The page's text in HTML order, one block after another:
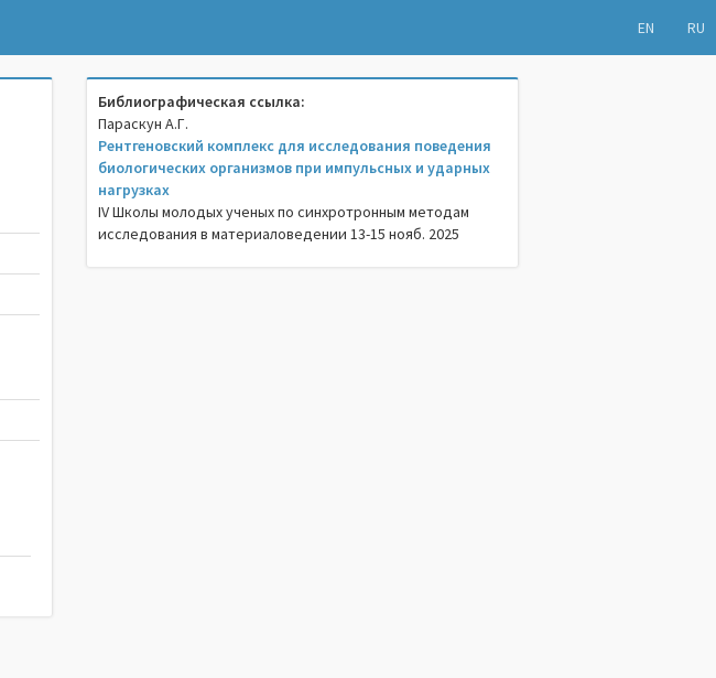
EN RU
Библиографическая ссылка:
Параскун А.Г.
Рентгеновский комплекс для исследования поведения
биологических организмов при импульсных и ударных
нагрузках
IV Школы молодых ученых по синхротронным методам
исследования в материаловедении 13-15 нояб. 2025